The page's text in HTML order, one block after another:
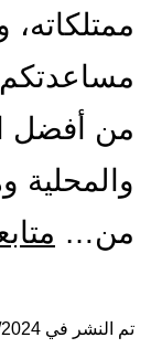
ممتلكاته،
من أفضل
من…
تم النشر في